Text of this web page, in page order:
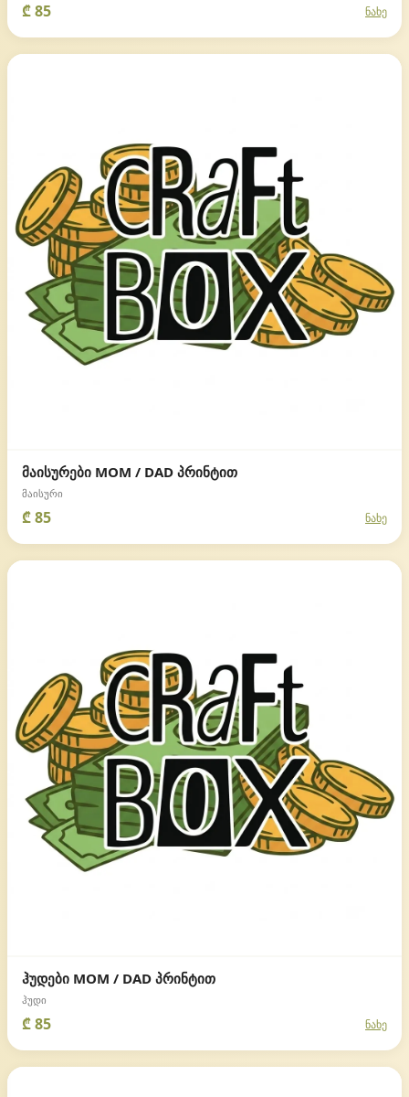
₾ 85 ნახე
მაისურები MOM / DAD პრინტით
მაისური
₾ 85 ნახე
ჰუდები MOM / DAD პრინტით
ჰუდი
₾ 85 ნახე